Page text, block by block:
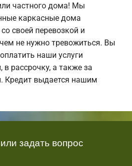
частного дома! Мы
каркасные дома
своей перевозкой и
не нужно тревожиться. Вы
наши услуги
рассрочку, а также за
Кредит выдается нашим
задать вопрос